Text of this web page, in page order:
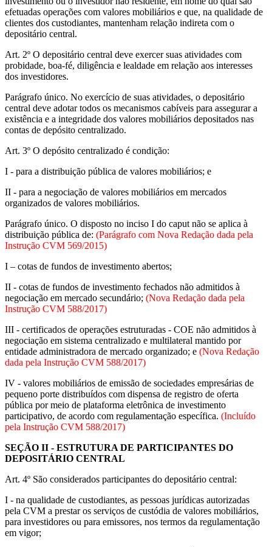
efetuadas operações com valores mobiliários e que, na qualidade de
clientes dos custodiantes, mantenham relação indireta com o
depositário central.
Art. 2º O depositário central deve exercer suas atividades com
probidade, boa-fé, diligência e lealdade em relação aos interesses
dos investidores.
Parágrafo único. No exercício de suas atividades, o depositário
central deve adotar todos os mecanismos cabíveis para assegurar a
existência e a integridade dos valores mobiliários depositados nas
contas de depósito centralizado.
Art. 3º O depósito centralizado é condição:
I - para a distribuição pública de valores mobiliários; e
II - para a negociação de valores mobiliários em mercados
organizados de valores mobiliários.
Parágrafo único. O disposto no inciso I do caput não se aplica à
distribuição pública de: (Parágrafo com Nova Redação dada pela
Instrução CVM 569/2015)
I – cotas de fundos de investimento abertos;
II - cotas de fundos de investimento fechados não admitidos à
negociação em mercado secundário; (Nova Redação dada pela
Instrução CVM 588/2017)
III - certificados de operações estruturadas - COE não admitidos à
negociação em sistema centralizado e multilateral mantido por
entidade administradora de mercado organizado; e (Nova Redação
dada pela Instrução CVM 588/2017)
IV - valores mobiliários de emissão de sociedades empresárias de
pequeno porte distribuídos com dispensa de registro de oferta
pública por meio de plataforma eletrônica de investimento
participativo, de acordo com regulamentação específica. (Incluído
pela Instrução CVM 588/2017)
SEÇÃO II - ESTRUTURA DE PARTICIPANTES DO
DEPOSITÁRIO CENTRAL
Art. 4º São considerados participantes do depositário central:
I - na qualidade de custodiantes, as pessoas jurídicas autorizadas
pela CVM a prestar os serviços de custódia de valores mobiliários,
para investidores ou para emissores, nos termos da regulamentação
em vigor;